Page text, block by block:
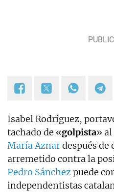
Isabel Rodríguez,
tachado de «golpista»
María Aznardespués de
arremetido contra la
Pedro Sánchezpuede
independentistas